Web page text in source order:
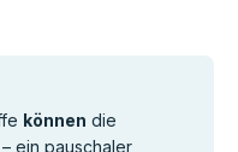
können die
ein pauschaler